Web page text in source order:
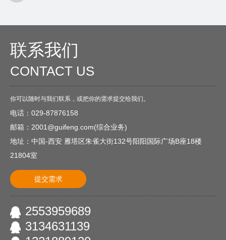
联系我们
CONTACT US
你可以随时与我们联系，或把你的需求提交给我们。
电话：029-87876158
邮箱：2001@guifeng.com(综合业务)
地址：中国-西安 雁塔区朱雀大街132号阳阳国际广场B座18楼
21804室
提交需求
2553959689
3134631139